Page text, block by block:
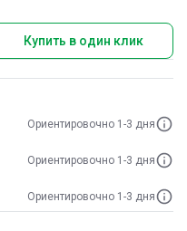
Купить в один клик
Ориентировочно 1-3 дня
Ориентировочно 1-3 дня
Ориентировочно 1-3 дня